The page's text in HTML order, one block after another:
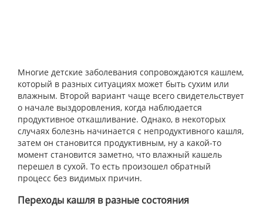
Многие детские заболевания сопровождаются кашлем,
который в разных ситуациях может быть сухим или
влажным. Второй вариант чаще всего свидетельствует
о начале выздоровления, когда наблюдается
продуктивное откашливание. Однако, в некоторых
случаях болезнь начинается с непродуктивного кашля,
затем он становится продуктивным, ну а какой-то
момент становится заметно, что влажный кашель
перешел в сухой. То есть произошел обратный
процесс без видимых причин.
Переходы кашля в разные состояния